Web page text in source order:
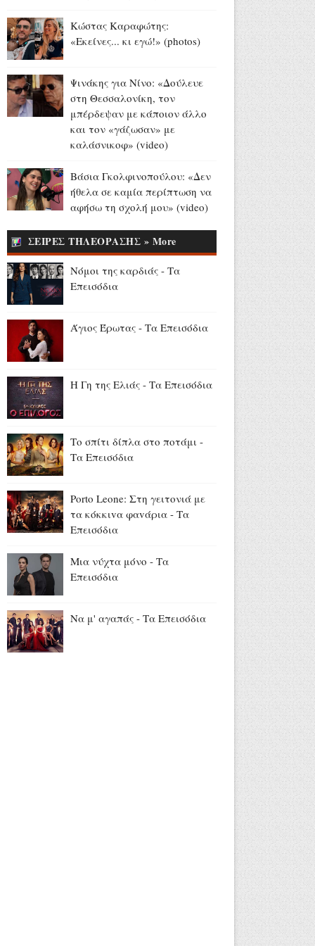
Αύγουστος 07, 2026
Παγκόσμιο Στίβου Κ20:
Ασημένιο μετάλλιο για την
μήκος (videos)
Αύγουστος 07, 2026
Madison Beer - Justin Herbert:
Το εντυπωσιακό δαχτυλίδι
αρραβώνων της
Αύγουστος 07, 2026
Όλιβερ Χάρντι: Σαν σήμερα
«Χοντρός» της μεγάλης
οθόνης (video+photo)
Αύγουστος 07, 2026
Δεκαπενταύγουστο και την
Αύγουστος 07, 2026
Χρήστο Ανθόπουλο: Η
περιπέτεια ξεκινά στο νέο
Αύγουστος 07, 2026
Mike: Τροχαίο για τον ράπερ -
για κάποιο χρονικό διάστημα»
Αύγουστος 07, 2026
Κώστας Καραφώτης:
«Εκείνες... κι εγώ!» (photos)
Ψινάκης για Νίνο: «Δούλευε
στη Θεσσαλονίκη, τον
μπέρδεψαν με κάποιον άλλο
και τον «γάζωσαν» με
καλάσνικοφ» (video)
Βάσια Γκολφινοπούλου: «Δεν
ήθελα σε καμία περίπτωση να
αφήσω τη σχολή μου» (video)
ΣΕΙΡΕΣ ΤΗΛΕΟΡΑΣΗΣ » More
Νόμοι της καρδιάς - Τα
Επεισόδια
Άγιος Έρωτας - Τα Επεισόδια
Η Γη της Ελιάς - Τα Επεισόδια
Το σπίτι δίπλα στο ποτάμι -
Τα Επεισόδια
Porto Leone: Στη γειτονιά με
τα κόκκιvα φαvάρια - Τα
Επεισόδια
Μια νύχτα μόνο - Τα
Επεισόδια
Να μ' αγαπάς - Τα Επεισόδια